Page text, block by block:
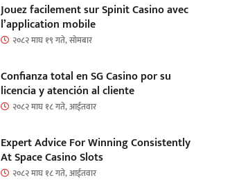
Jouez facilement sur Spinit Casino avec
l’application mobile
२०८२ माघ १९ गते, सोमबार
Confianza total en SG Casino por su
licencia y atención al cliente
२०८२ माघ १८ गते, आईतवार
Expert Advice For Winning Consistently
At Space Casino Slots
२०८२ माघ १८ गते, आईतवार